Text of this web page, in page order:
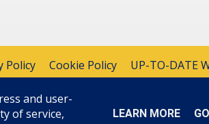
Policy Cookie Policy UP-TO-DATE
and user-
of service,
LEARN MORE